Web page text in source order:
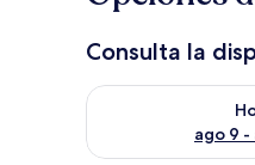
Consulta la
ago 9 -
Consulta la